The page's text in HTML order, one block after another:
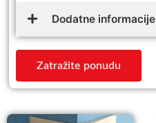
Dodatne informacije
Zatražite ponudu